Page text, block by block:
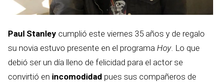
Paul Stanley cumplió este viernes 35 años y de regalo
su novia estuvo presente en el programa Hoy. Lo que
debió ser un día lleno de felicidad para el actor se
convirtió en incomodidad pues sus compañeros de